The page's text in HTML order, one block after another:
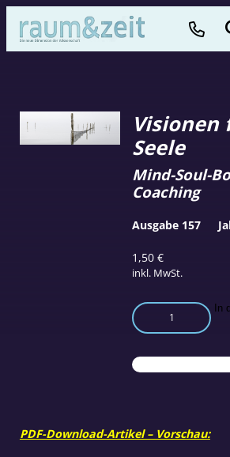
Visionen
Seele
1,50€
inkl. MwSt.
Mind-Soul-
Coaching
Visionen
für
Seele
Menge
In
Ausgabe 157
PDF-Download-Artikel – Vorschau: